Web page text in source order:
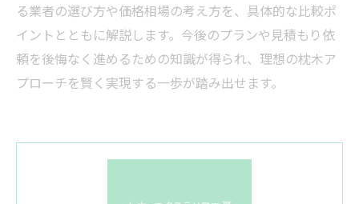
る業者の選び方や価格相場の考え方を、具体的な比較ポ
イントとともに解説します。今後のプランや見積もり依
頼を後悔なく進めるための知識が得られ、理想の枕木ア
プローチを賢く実現する一歩が踏み出せます。